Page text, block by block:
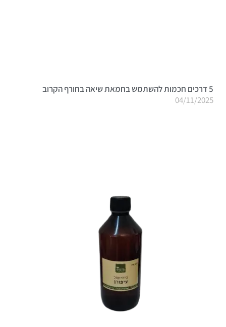
5 דרכים חכמות להשתמש בחמאת שיאה בחורף הקרוב
04/11/2025